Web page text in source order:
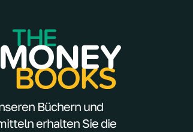
Büchern und
erhalten Sie die